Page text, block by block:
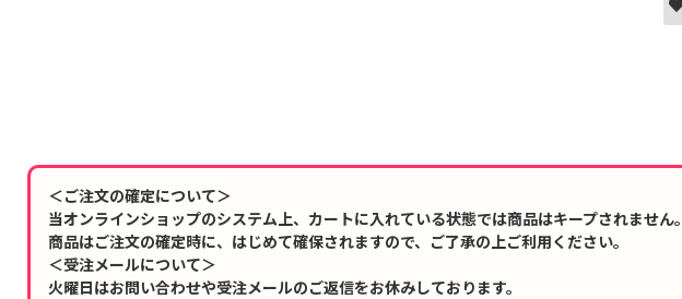
＜ご注文の確定について＞
当オンラインショップのシステム上、カートに入れている状態では商品はキープされません。
商品はご注文の確定時に、はじめて確保されますので、ご了承の上ご利用ください。
＜受注メールについて＞
火曜日はお問い合わせや受注メールのご返信をお休みしております。